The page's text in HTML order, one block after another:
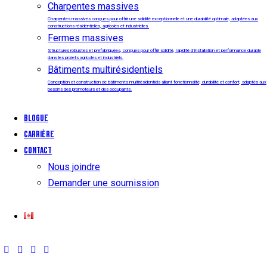
Charpentes massives
Charpentes massives conçues pour offrir une solidité exceptionnelle et une durabilité optimale, adaptées aux
constructions résidentielles, agricoles et industrielles.
Fermes massives
Structures robustes et préfabriquées, conçues pour offrir solidité, rapidité d’installation et performance durable
dans les projets agricoles et industriels.
Bâtiments multirésidentiels
Conception et construction de bâtiments multirésidentiels alliant fonctionnalité, durabilité et confort, adaptés aux
besoins des promoteurs et des occupants.
Blogue
Carrière
Contact
Nous joindre
Demander une soumission